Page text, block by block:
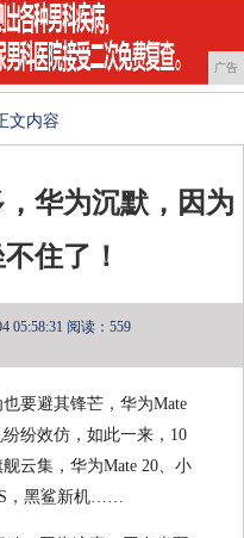
广告
文内容
华为沉默，因为
住了！
05:58:31 阅读：559
要避其锋芒，华为Mate
纷效仿，如此一来，10
云集，华为Mate 20、小
，黑鲨新机……